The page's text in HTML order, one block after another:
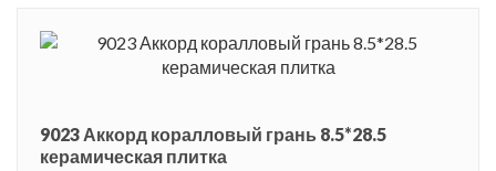
9023 Аккорд коралловый грань 8.5*28.5
керамическая плитка